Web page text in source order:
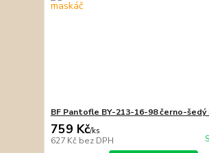
BF Pantofle BY-213-16-98 černo-šedý
759 Kč/ks
627 Kč bez DPH